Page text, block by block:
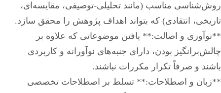
روش‌شناسی مناسب (مانند تحلیلی-توصیفی، مقایسه‌ای،
تاریخی، انتقادی) که بتواند اهداف پژوهش را محقق سازد.
**نوآوری و اصالت:** یافتن موضوعاتی که علاوه بر
چالش‌برانگیز بودن، دارای جنبه‌های نوآورانه و کاربردی
باشند و صرفاً تکرار مکررات نباشند.
**زبان و اصطلاحات:** تسلط بر اصطلاحات تخصصی